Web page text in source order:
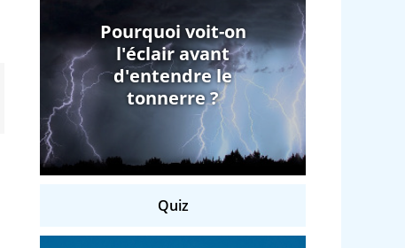
Pourquoi voit-on
l'éclair avant
d'entendre le
tonnerre ?
Quiz